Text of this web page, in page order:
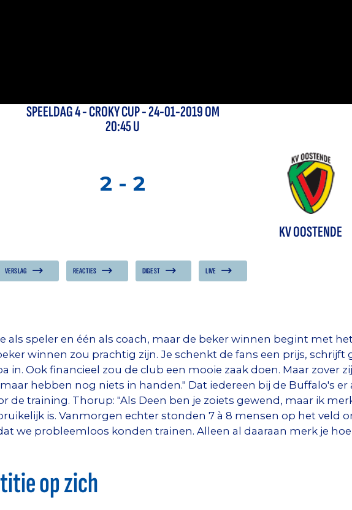
SPEELDAG4-CROKY CUP- 24-01-2019 OM
20:45 U
2 - 2
KV OOSTENDE
VERSLAG REACTIES DIGEST LIVE
als speler en één als coach, maar de beker winnen begint met
winnen zou prachtig zijn. Je schenkt de fans een prijs, schrijft
in. Ook financieel zou de club een mooie zaak doen. Maar zover
hebben nog niets in handen." Dat iedereen bij de Buffalo's er
de training. Thorup: "Als Deen ben je zoiets gewend, maar ik
is. Vanmorgen echter stonden 7 à 8 mensen op het veld
we probleemloos konden trainen. Alleen al daaraan merk je
op zich